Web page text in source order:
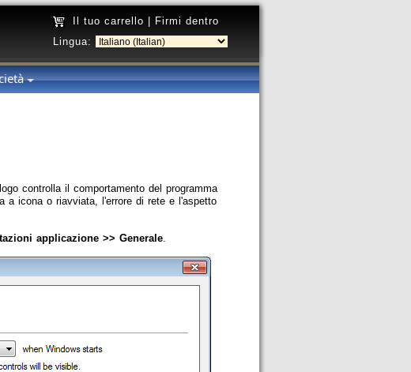
Il tuo carrello
Firmi dentro
Lingua:
controlla il comportamento del programma
a icona o riavviata, l'errore di rete e l'aspetto
applicazione >> Generale